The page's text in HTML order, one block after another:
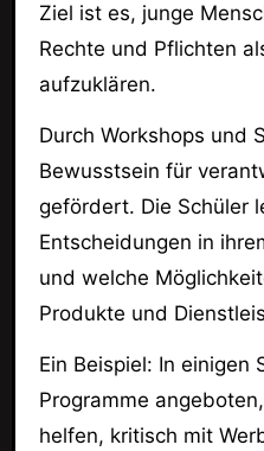
Ziel ist es, junge
Rechte und Pflichten
aufzuklären.
Durch Workshops und
Bewusstsein für
gefördert. Die Schüler
Entscheidungen in
und welche
Produkte und
Ein Beispiel: In einigen
Programme
helfen, kritisch mit